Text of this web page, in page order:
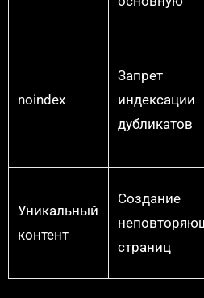
noindex
Запрет
индексации
дубликатов
Уникальный
контент
Создание
страниц